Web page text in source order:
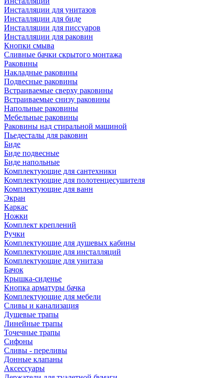
Инсталляции для унитазов
Инсталляции для биде
Инсталляции для писсуаров
Инсталляции для раковин
Кнопки смыва
Сливные бачки скрытого монтажа
Раковины
Накладные раковины
Подвесные раковины
Встраиваемые сверху раковины
Встраиваемые снизу раковины
Напольные раковины
Мебельные раковины
Раковины над стиральной машиной
Пьедесталы для раковин
Биде
Биде подвесные
Биде напольные
Комплектующие для сантехники
Комплектующие для полотенцесушителя
Комплектующие для ванн
Экран
Каркас
Ножки
Комплект креплений
Ручки
Комплектующие для душевых кабины
Комплектующие для инсталляций
Комплектующие для унитаза
Бачок
Крышка-сиденье
Кнопка арматуры бачка
Комплектующие для мебели
Сливы и канализация
Душевые трапы
Линейные трапы
Точечные трапы
Сифоны
Сливы - переливы
Донные клапаны
Аксессуары